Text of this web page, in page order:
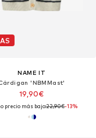
NAME IT
'NBMMast'
19,90€
precio más bajo:22,90€-13%